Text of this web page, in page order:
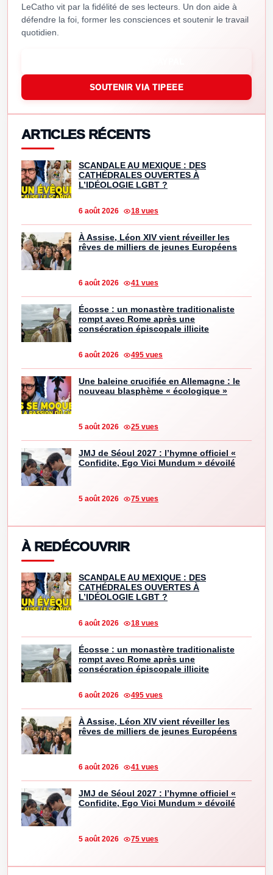
LeCatho vit par la fidélité de ses lecteurs. Un don aide à
défendre la foi, former les consciences et soutenir le travail
quotidien.
SOUTENIR VIA TIPEEE
ARTICLES RÉCENTS
SCANDALE AU MEXIQUE : DES
CATHÉDRALES OUVERTES À
L’IDÉOLOGIE LGBT ?
6 août 2026 18 vues
À Assise, Léon XIV vient réveiller les
rêves de milliers de jeunes Européens
6 août 2026 41 vues
Écosse : un monastère traditionaliste
rompt avec Rome après une
consécration épiscopale illicite
6 août 2026 495 vues
Une baleine crucifiée en Allemagne : le
nouveau blasphème « écologique »
5 août 2026 25 vues
JMJ de Séoul 2027 : l’hymne officiel «
Confidite, Ego Vici Mundum » dévoilé
5 août 2026 75 vues
À REDÉCOUVRIR
SCANDALE AU MEXIQUE : DES
CATHÉDRALES OUVERTES À
L’IDÉOLOGIE LGBT ?
6 août 2026 18 vues
Écosse : un monastère traditionaliste
rompt avec Rome après une
consécration épiscopale illicite
6 août 2026 495 vues
À Assise, Léon XIV vient réveiller les
rêves de milliers de jeunes Européens
6 août 2026 41 vues
JMJ de Séoul 2027 : l’hymne officiel «
Confidite, Ego Vici Mundum » dévoilé
5 août 2026 75 vues